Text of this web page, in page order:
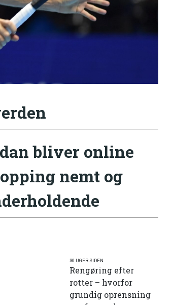
bliver online
nemt og
30 UGER SIDEN
Rengøring efter
rotter – hvorfor
grundig oprensning